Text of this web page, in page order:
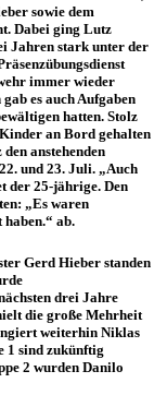
sowie dem
Dabei ging Lutz
Jahren stark unter der
immer wieder
es auch Aufgaben
hatten. Stolz
an Bord gehalten
anstehenden
und 23. Juli. „Auch
der 25-jährige. Den
„Es waren
ab.
Gerd Hieber standen
drei Jahre
die große Mehrheit
weiterhin Niklas
1 sind zukünftig
2 wurden Danilo